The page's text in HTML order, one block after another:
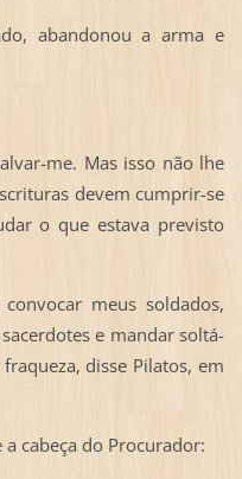
abandonou a arma e
me. Mas isso não lhe
devem cumprir-se
o que estava previsto
meus soldados,
e mandar soltá-
disse Pilatos, em
cabeça do Procurador: